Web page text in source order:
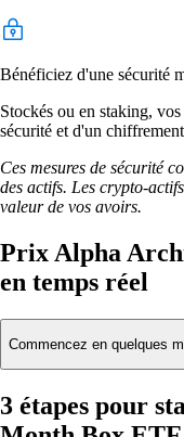
Bénéficiez d'une sécurité
Stockés ou en staking,
sécurité et d'un
Ces mesures de sécurité
des actifs. Les crypto-
valeur de vos avoirs.
Prix Alpha
en temps réel
Commencez en quelques
3 étapes pour